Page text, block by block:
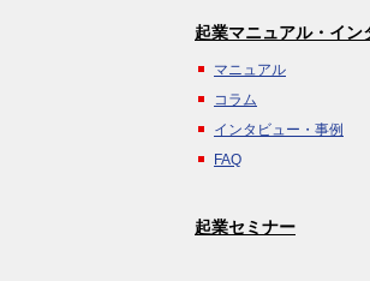
起業マニュアル・イン
マニュアル
コラム
インタビュー・事例
FAQ
起業セミナー